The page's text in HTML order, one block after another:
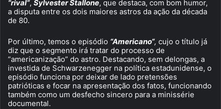
“rival”, Sylvester Stallone, que destaca, com bom humor,
a disputa entre os dois maiores astros da ação da década
de 80.
Por último, temos o episódio “Americano“, cujo o título já
diz que o segmento irá tratar do processo de
“americanização” do astro. Destacando, sem delongas, a
investida de Schwarzenegger na política estadunidense, o
episódio funciona por deixar de lado pretensões
patrióticas e focar na apresentação dos fatos, funcionando
também como um desfecho sincero para a minissérie
documental.